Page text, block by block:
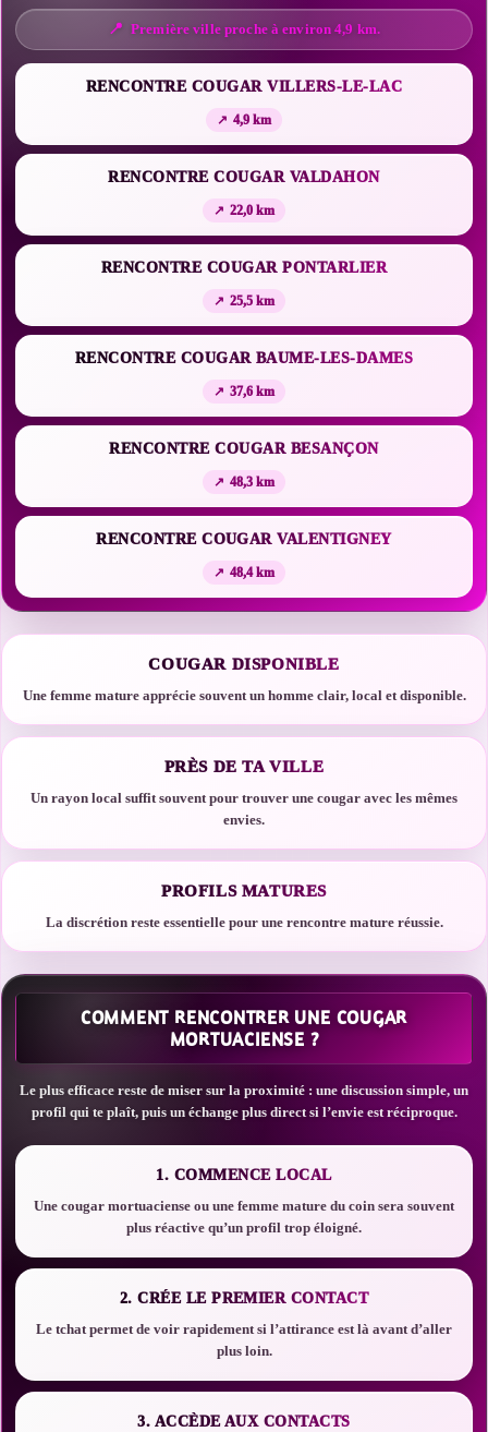
Première ville proche à environ 4,9 km.
RENCONTRE COUGAR VILLERS-LE-LAC
4,9 km
RENCONTRE COUGAR VALDAHON
22,0 km
RENCONTRE COUGAR PONTARLIER
25,5 km
RENCONTRE COUGAR BAUME-LES-DAMES
37,6 km
RENCONTRE COUGAR BESANÇON
48,3 km
RENCONTRE COUGAR VALENTIGNEY
48,4 km
COUGAR DISPONIBLE
Une femme mature apprécie souvent un homme clair, local et disponible.
PRÈS DE TA VILLE
Un rayon local suffit souvent pour trouver une cougar avec les mêmes
envies.
PROFILS MATURES
La discrétion reste essentielle pour une rencontre mature réussie.
COMMENT RENCONTRER UNE COUGAR
MORTUACIENSE ?
Le plus efficace reste de miser sur la proximité : une discussion simple, un
profil qui te plaît, puis un échange plus direct si l’envie est réciproque.
1. COMMENCE LOCAL
Une cougar mortuaciense ou une femme mature du coin sera souvent
plus réactive qu’un profil trop éloigné.
2. CRÉE LE PREMIER CONTACT
Le tchat permet de voir rapidement si l’attirance est là avant d’aller
plus loin.
3. ACCÈDE AUX CONTACTS